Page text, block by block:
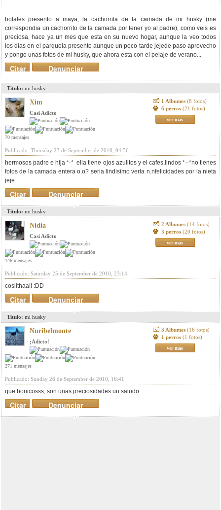
holales presento a maya, la cachorrita de la camada de mi husky (me
correspondia un cachorrito de la camada por tener yo al padre), como veis es
preciosa, hace ya un mes que esta en su nuevo hogar, aunque la veo todos
los dias en el parquela presento aunque un poco tarde jejede paso aprovecho
y pongo unas fotos de mi husky, que ahora esta con el pelaje de verano...
Denunciar
mensaje
Citar
Titulo: mi husky
Xim
Casi Adicto
70 mensajes
1 Albumes (8 fotos)
6 perros (21 fotos)
ver mas
Publicado: Thursday 23 de September de 2010, 04:56
hermosos padre e hija *-* ella tiene ojos azulitos y el cafes,lindos *--*no tienes
fotos de la camada entera o.o? seria lindisimo verla n.nfelicidades por la nieta
jeje
Denunciar
mensaje
Citar
Titulo: mi husky
Nidia
Casi Adicto
146 mensajes
2 Albumes (14 fotos)
3 perros (20 fotos)
ver mas
Publicado: Saturday 25 de September de 2010, 23:14
cosiithaa!! :DD
Denunciar
mensaje
Citar
Titulo: mi husky
Nuribelmonte
¡Adicto!
271 mensajes
3 Albumes (16 fotos)
1 perros (1 fotos)
ver mas
Publicado: Sunday 26 de September de 2010, 16:41
que bonicosss, son unas preciosidades.un saludo
Denunciar
mensaje
Citar